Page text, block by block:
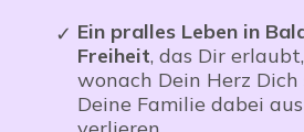
Ein pralles Leben in
Freiheit, das Dir
wonach Dein Herz
Deine Familie dabei